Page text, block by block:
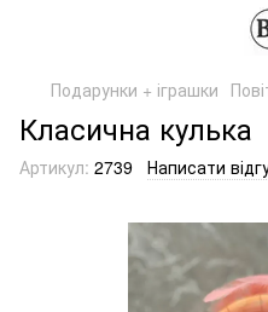
Подарунки + іграшки
Класична кулька
Артикул: 2739 Написати